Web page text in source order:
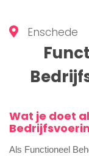
Enschede
Wat je doet
Als Functioneel